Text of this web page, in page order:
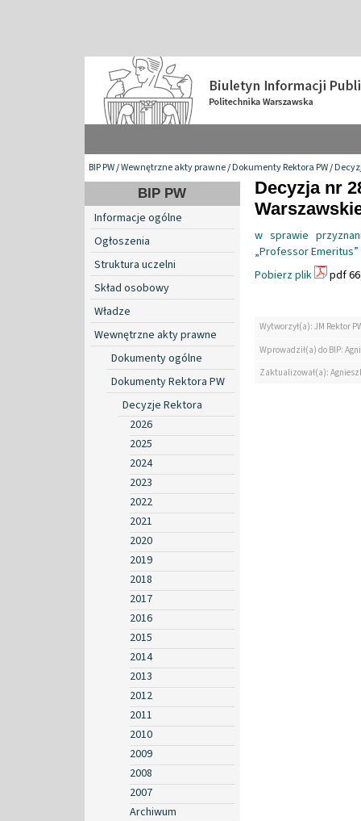
BIP PW/Wewnętrzne akty prawne/Dokumenty Rektora PW/
BIP PW
Informacje ogólne
Ogłoszenia
Struktura uczelni
Skład osobowy
Władze
Wewnętrzne akty prawne
Dokumenty ogólne
Dokumenty Rektora PW
Decyzje Rektora
2026
2025
2024
2023
2022
2021
2020
2019
2018
2017
2016
2015
2014
2013
2012
2011
2010
2009
2008
2007
Archiwum
Decyzja nr
w sprawie
„Professor Emeritus”
Pobierz plik
pdf
Wytworzył(a): JM Rektor
Wprowadził(a) do BIP:
Zaktualizował(a):